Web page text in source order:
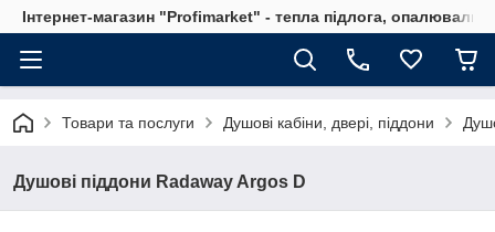
Інтернет-магазин "Profimarket" - тепла підлога,
Товари та послуги Душові кабіни, двері, піддони
Душові піддони Radaway Argos D